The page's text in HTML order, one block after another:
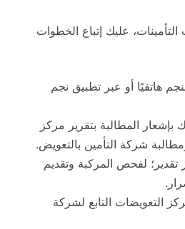
عليك إتباع الخطوات
هاتفيًا أو عبر تطبيق نجم
المطالبة بتقرير مركز
شركة التأمين بالتعويض.
تقدير؛ لفحص المركبة وتقديم
التعويضات التابع لشركة